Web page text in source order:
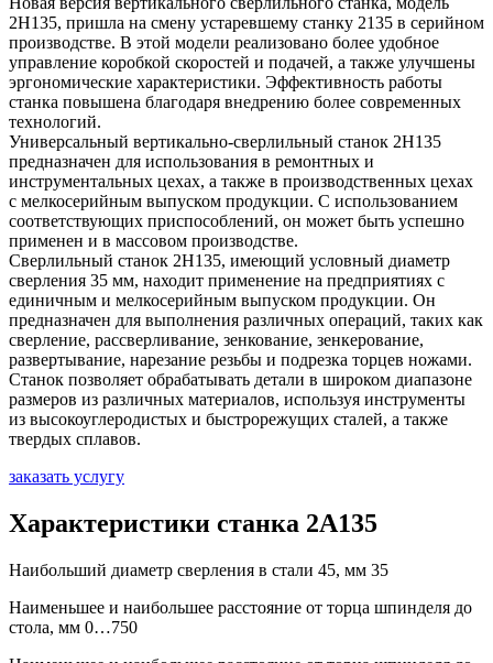
2Н135, пришла на смену устаревшему станку 2135 в серийном
производстве. В этой модели реализовано более удобное
управление коробкой скоростей и подачей, а также улучшены
эргономические характеристики. Эффективность работы
станка повышена благодаря внедрению более современных
технологий.
Универсальный вертикально-сверлильный станок 2Н135
предназначен для использования в ремонтных и
инструментальных цехах, а также в производственных цехах
с мелкосерийным выпуском продукции. С использованием
соответствующих приспособлений, он может быть успешно
применен и в массовом производстве.
Сверлильный станок 2Н135, имеющий условный диаметр
сверления 35 мм, находит применение на предприятиях с
единичным и мелкосерийным выпуском продукции. Он
предназначен для выполнения различных операций, таких как
сверление, рассверливание, зенкование, зенкерование,
развертывание, нарезание резьбы и подрезка торцев ножами.
Станок позволяет обрабатывать детали в широком диапазоне
размеров из различных материалов, используя инструменты
из высокоуглеродистых и быстрорежущих сталей, а также
твердых сплавов.
заказать услугу
Характеристики станка 2А135
Наибольший диаметр сверления в стали 45, мм 35
Наименьшее и наибольшее расстояние от торца шпинделя до
стола, мм 0…750